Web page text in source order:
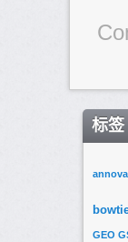
标签
GEO